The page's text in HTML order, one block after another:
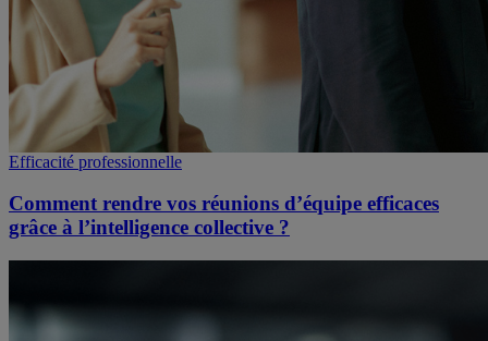
Efficacité professionnelle
Comment rendre vos réunions d’équipe efficaces
grâce à l’intelligence collective ?